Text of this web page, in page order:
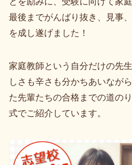
最後までがんばり抜き、見事
を成し遂げました！
家庭教師という自分だけの先
しさも辛さも分かちあいなが
た先輩たちの合格までの道の
式でご紹介しています。